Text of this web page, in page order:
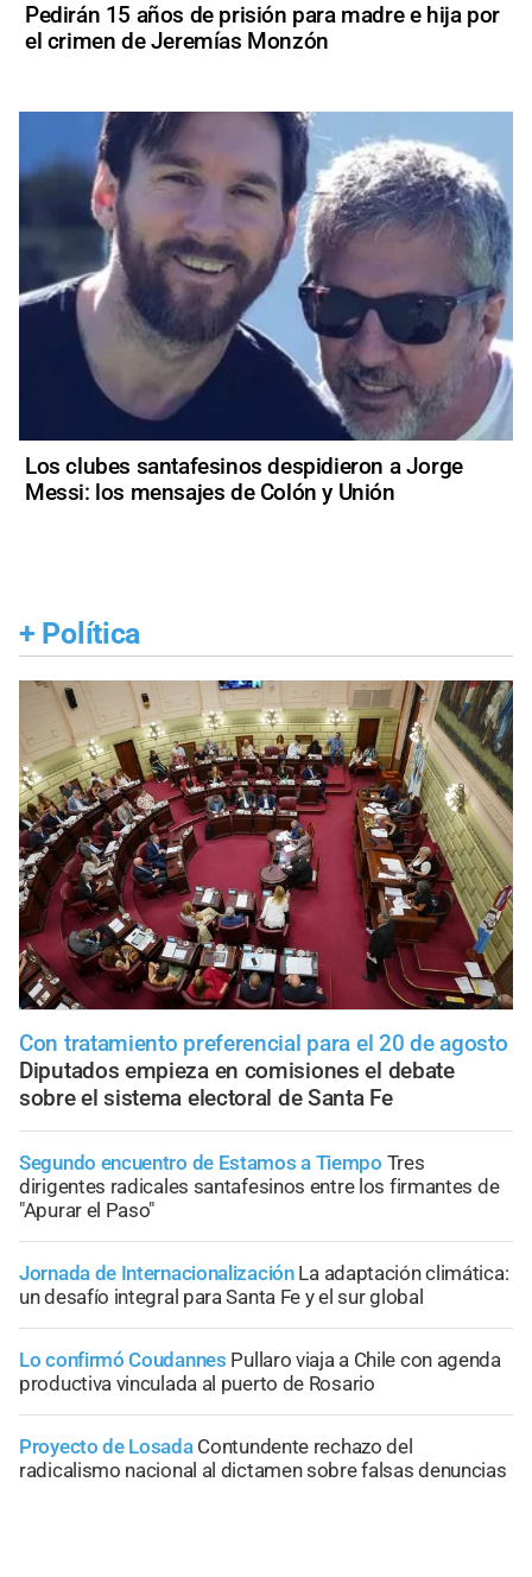
Pedirán 15 años de prisión para madre e hija por
el crimen de Jeremías Monzón
Los clubes santafesinos despidieron a Jorge
Messi: los mensajes de Colón y Unión
+ Política
Con tratamiento preferencial para el 20 de agosto
Diputados empieza en comisiones el debate
sobre el sistema electoral de Santa Fe
Segundo encuentro de Estamos a Tiempo Tres
dirigentes radicales santafesinos entre los firmantes de
"Apurar el Paso"
Jornada de Internacionalización La adaptación climática:
un desafío integral para Santa Fe y el sur global
Lo confirmó Coudannes Pullaro viaja a Chile con agenda
productiva vinculada al puerto de Rosario
Proyecto de Losada Contundente rechazo del
radicalismo nacional al dictamen sobre falsas denuncias